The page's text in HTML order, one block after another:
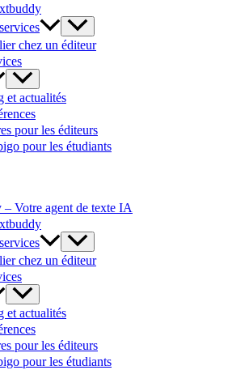
chez un éditeur
et actualités
pour les éditeurs
pour les étudiants
– Votre agent de texte IA
chez un éditeur
et actualités
pour les éditeurs
pour les étudiants